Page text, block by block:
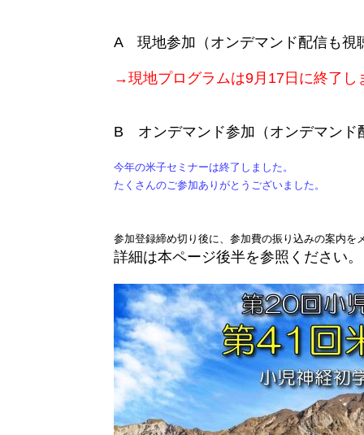
A 現地参加 （オンデマンド配信も
→現地プログラムは9月17日に終了し
B オンデマンド参加（オンデマンド
今年の米子セミナーは終了しました。
たくさんのご参加ありがとうございました。
参加登録締め切り後に、参加費の振り込みの案内を
詳細は本ページ後半を参照ください。